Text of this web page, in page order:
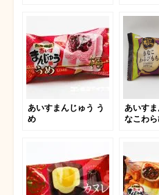
あいすまんじゅう う
め
あいす
なこわ